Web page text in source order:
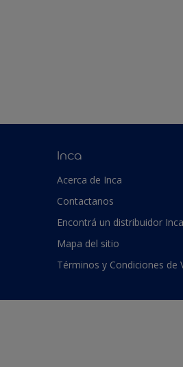
Inca
Acerca de Inca
Contactanos
Encontrá un distribuidor Inca
Mapa del sitio
Términos y Condiciones de